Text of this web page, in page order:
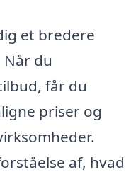
et bredere
du
får du
priser og
af, hvad